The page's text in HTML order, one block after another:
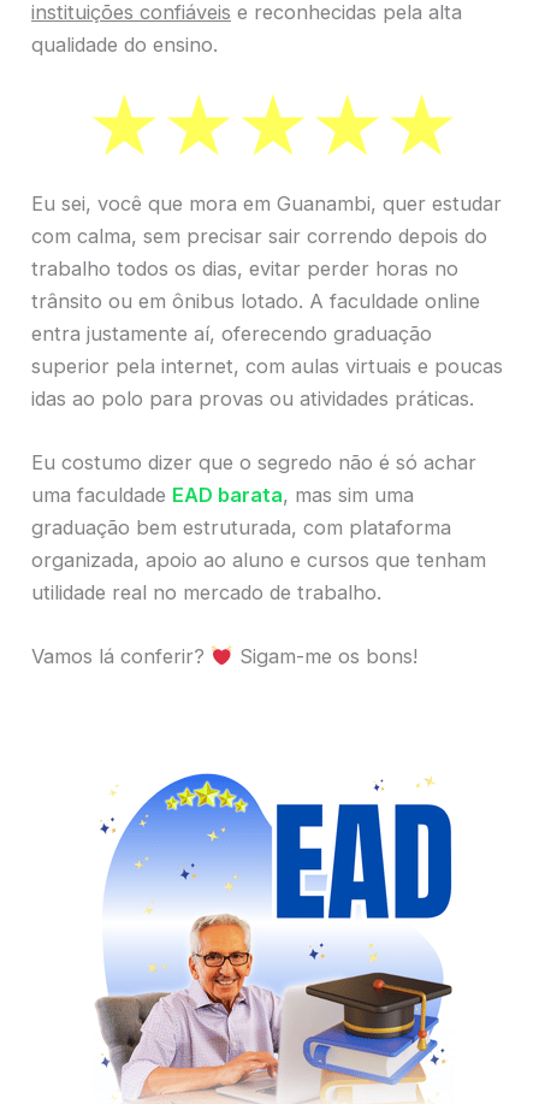
instituições confiáveis e reconhecidas pela alta
qualidade do ensino.
Eu sei, você que mora em Guanambi, quer estudar
com calma, sem precisar sair correndo depois do
trabalho todos os dias, evitar perder horas no
trânsito ou em ônibus lotado. A faculdade online
entra justamente aí, oferecendo graduação
superior pela internet, com aulas virtuais e poucas
idas ao polo para provas ou atividades práticas.
Eu costumo dizer que o segredo não é só achar
uma faculdade EAD barata, mas sim uma
graduação bem estruturada, com plataforma
organizada, apoio ao aluno e cursos que tenham
utilidade real no mercado de trabalho.
Vamos lá conferir? Sigam-me os bons!